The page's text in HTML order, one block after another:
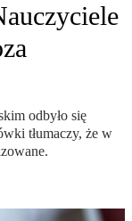
odbyło się
tłumaczy, że w